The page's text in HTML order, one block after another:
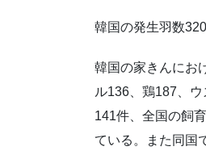
韓国の発生羽数
韓国の家きんにお
ル136、鶏187、
141件、全国の飼
ている。また同国